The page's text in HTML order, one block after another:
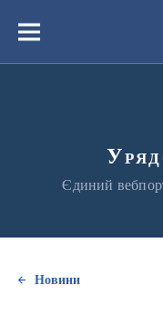
вмістуМеню
Єдиний
Новини